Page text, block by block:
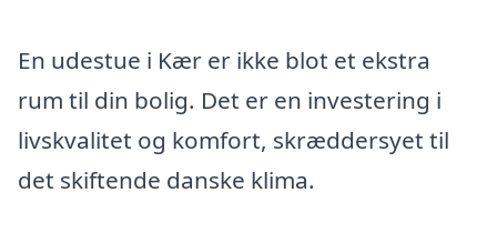
En udestue i Kær er ikke blot et ekstra
rum til din bolig. Det er en investering i
livskvalitet og komfort, skræddersyet til
det skiftende danske klima.